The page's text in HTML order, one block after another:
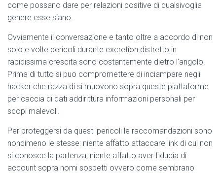
come possano dare per relazioni positive di qualsivoglia
genere esse siano.
Ovviamente il conversazione e tanto oltre a accordo di non
solo e volte pericoli durante excretion distretto in
rapidissima crescita sono costantemente dietro l’angolo.
Prima di tutto si puo compromettere di inciampare negli
hacker che razza di si muovono sopra queste piattaforme
per caccia di dati addirittura informazioni personali per
scopi malevoli.
Per proteggersi da questi pericoli le raccomandazioni sono
nondimeno le stesse: niente affatto attaccare link di cui non
si conosce la partenza, niente affatto aver fiducia di
account sopra nomi sospetti ovvero come sembrano